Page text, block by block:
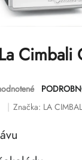
Cimbali
Značka: LA